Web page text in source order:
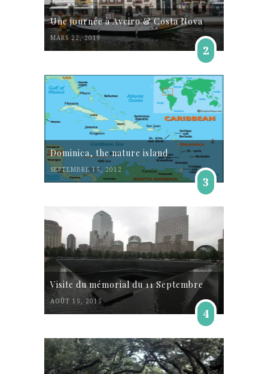
Une journée à Aveiro & Costa Nova
MARS 22, 2019
2
Dominica, the nature island
SEPTEMBRE 15, 2012
3
Visite du mémorial du 11 Septembre
AOÛT 15, 2015
4